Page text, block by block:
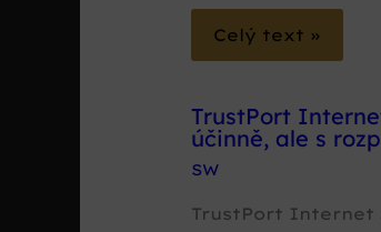
Celý text »
TrustPort
účinně, ale s
SW
TrustPort Internet